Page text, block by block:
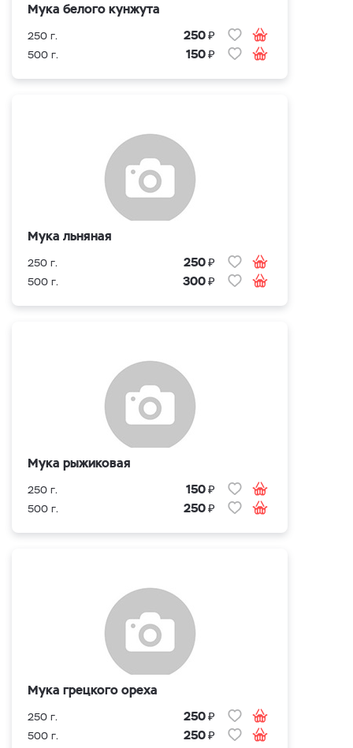
Мука белого кунжута
250 г. 250₽
500 г. 150₽
Мука льняная
250 г. 250₽
500 г. 300₽
Мука рыжиковая
250 г. 150₽
500 г. 250₽
Мука грецкого ореха
250 г. 250₽
500 г. 250₽